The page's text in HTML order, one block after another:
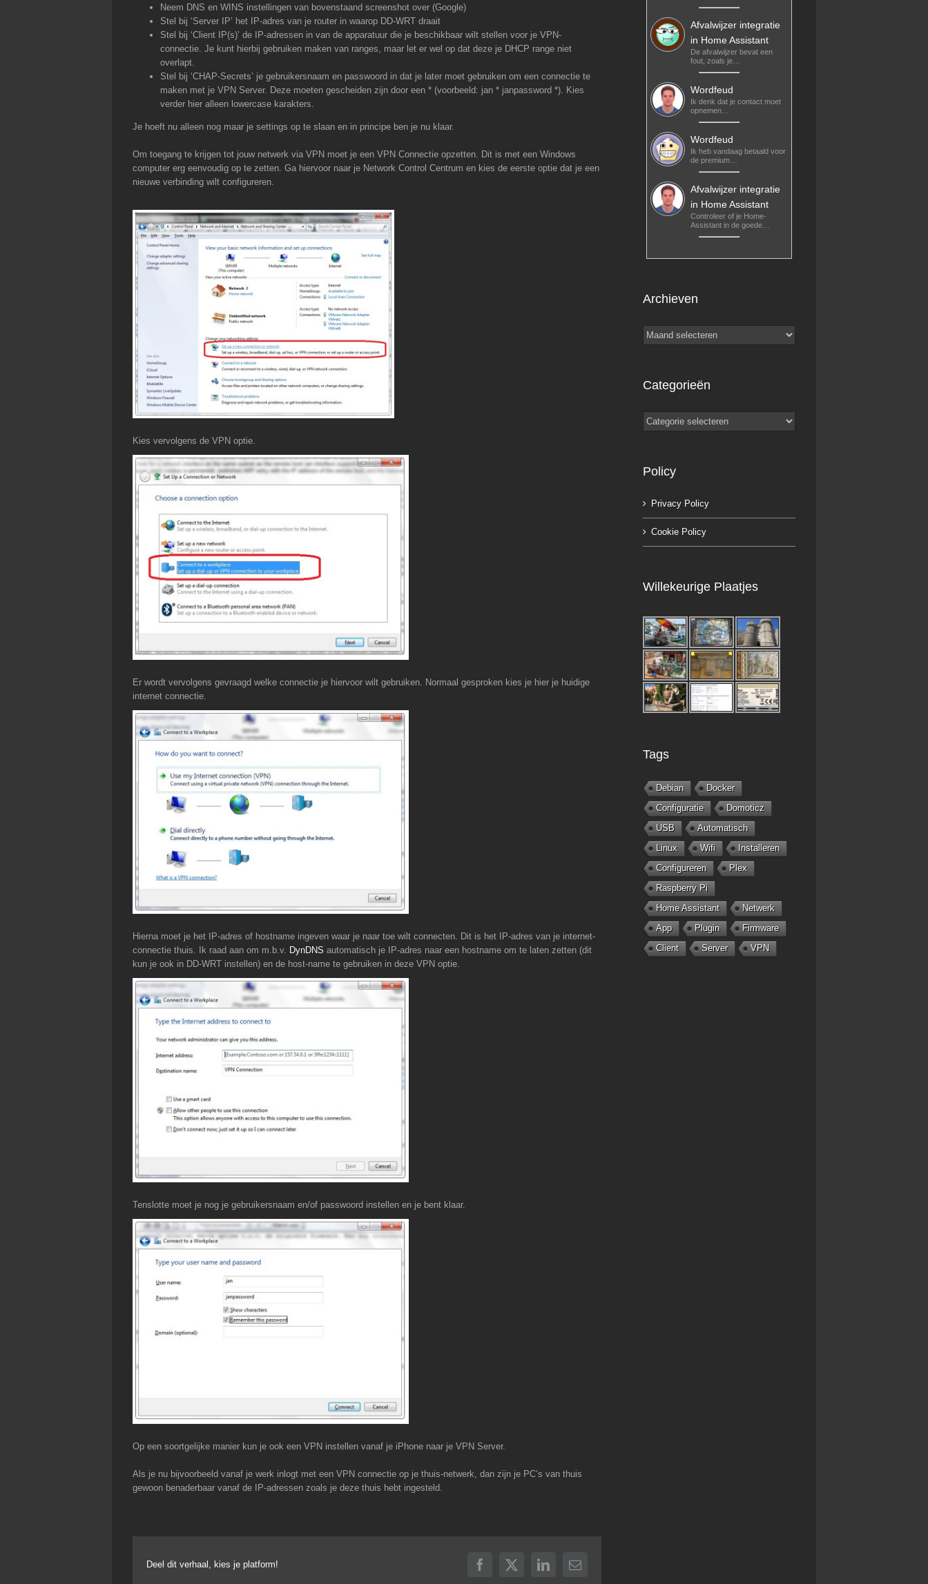
Neem DNS en WINS instellingen van bovenstaand screenshot over (Google)
Stel bij ‘Server IP’ het IP-adres van je router in waarop DD-WRT draait
Stel bij ‘Client IP(s)’ de IP-adressen in van de apparatuur die je beschikbaar wilt stellen voor je VPN-
connectie. Je kunt hierbij gebruiken maken van ranges, maar let er wel op dat deze je DHCP range niet
overlapt.
Stel bij ‘CHAP-Secrets’ je gebruikersnaam en passwoord in dat je later moet gebruiken om een connectie te
maken met je VPN Server. Deze moeten gescheiden zijn door een * (voorbeeld: jan * janpassword *). Kies
verder hier alleen lowercase karakters.
Je hoeft nu alleen nog maar je settings op te slaan en in principe ben je nu klaar.
Om toegang te krijgen tot jouw netwerk via VPN moet je een VPN Connectie opzetten. Dit is met een Windows
computer erg eenvoudig op te zetten. Ga hiervoor naar je Network Control Centrum en kies de eerste optie dat je een
nieuwe verbinding wilt configureren.
Kies vervolgens de VPN optie.
Er wordt vervolgens gevraagd welke connectie je hiervoor wilt gebruiken. Normaal gesproken kies je hier je huidige
internet connectie.
Hierna moet je het IP-adres of hostname ingeven waar je naar toe wilt connecten. Dit is het IP-adres van je internet-
connectie thuis. Ik raad aan om m.b.v. DynDNS automatisch je IP-adres naar een hostname om te laten zetten (dit
kun je ook in DD-WRT instellen) en de host-name te gebruiken in deze VPN optie.
Tenslotte moet je nog je gebruikersnaam en/of passwoord instellen en je bent klaar.
Op een soortgelijke manier kun je ook een VPN instellen vanaf je iPhone naar je VPN Server.
Als je nu bijvoorbeeld vanaf je werk inlogt met een VPN connectie op je thuis-netwerk, dan zijn je PC’s van thuis
gewoon benaderbaar vanaf de IP-adressen zoals je deze thuis hebt ingesteld.
Deel dit verhaal, kies je platform! Facebook
X LinkedIn
E-
Afvalwijzer integratie
in Home Assistant
De afvalwijzer bevat een
fout, zoals je…
Wordfeud
Ik denk dat je contact moet
opnemen…
Wordfeud
Ik heb vandaag betaald voor
de premium…
Afvalwijzer integratie
in Home Assistant
Controleer of je Home-
Assistant in de goede…
Archieven
Archieven
Categorieën
Categorieën
Policy
Privacy Policy
Cookie Policy
Willekeurige Plaatjes
Tags
Debian
Docker
Configuratie
Domoticz
USB
Automatisch
Linux
Wifi
Installeren
Configureren
Plex
Raspberry Pi
Home Assistant
Netwerk
App
Plugin
Firmware
Client
Server VPN